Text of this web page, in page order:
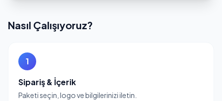
Nasıl Çalışıyoruz?
1
Sipariş & İçerik
Paketi seçin, logo ve bilgilerinizi iletin.